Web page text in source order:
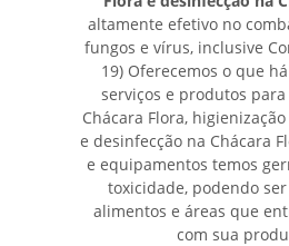
altamente efetivo no
fungos e vírus, inclusive
19) Oferecemos o que
serviços e produtos
Chácara Flora,
e desinfecção na Chácara
e equipamentos temos
toxicidade, podendo
alimentos e áreas que
com sua